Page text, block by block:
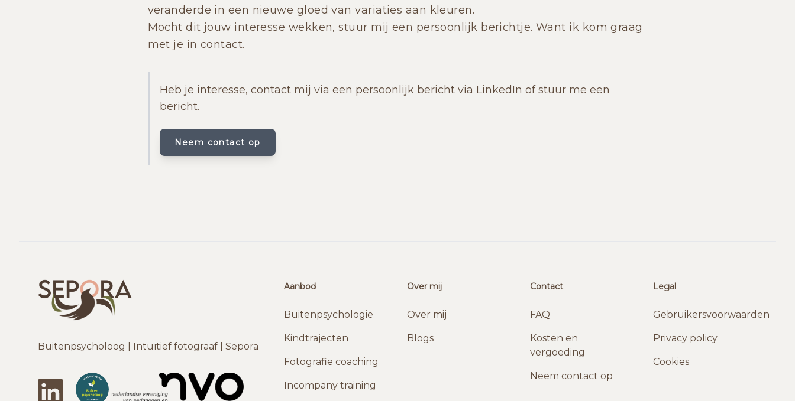
veranderde in een nieuwe gloed van variaties aan kleuren.
Mocht dit jouw interesse wekken, stuur mij een persoonlijk berichtje. Want ik kom graag
met je in contact.
Heb je interesse, contact mij via een persoonlijk bericht via LinkedIn of stuur me een
bericht.
Neem contact op
Buitenpsycholoog | Intuïtief fotograaf | Sepora
LinkedInDeBuitenpsychologen
Aanbod
Buitenpsychologie
Kindtrajecten
Fotografie coaching
Incompany training
Over mij
Over mij
Blogs
Contact
FAQ
Kosten en
vergoeding
Neem contact op
Legal
Gebruikersvoorwaarden
Privacy policy
Cookies